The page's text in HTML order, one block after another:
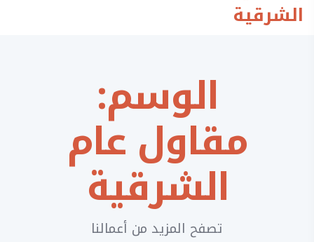
الوسم:
مقاول عام
الشرقية
تصفح المزيد من أعمالنا